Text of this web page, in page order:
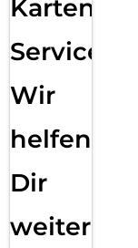
Karten
Service:
Wir
helfen
Dir
weiter